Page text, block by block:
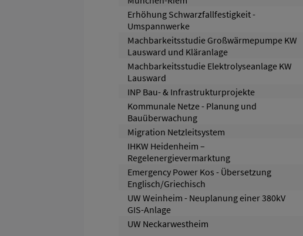
Erhöhung Schwarzfallfestigkeit -
Umspannwerke
Machbarkeitsstudie Großwärmepumpe KW
Lausward und Kläranlage
Machbarkeitsstudie Elektrolyseanlage KW
Lausward
INP Bau- & Infrastrukturprojekte
Kommunale Netze - Planung und
Bauüberwachung
Migration Netzleitsystem
IHKW Heidenheim –
Regelenergievermarktung
Emergency Power Kos - Übersetzung
Englisch/Griechisch
UW Weinheim - Neuplanung einer 380kV
GIS-Anlage
UW Neckarwestheim